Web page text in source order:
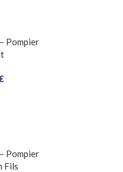
Pompier
Pompier
Fils